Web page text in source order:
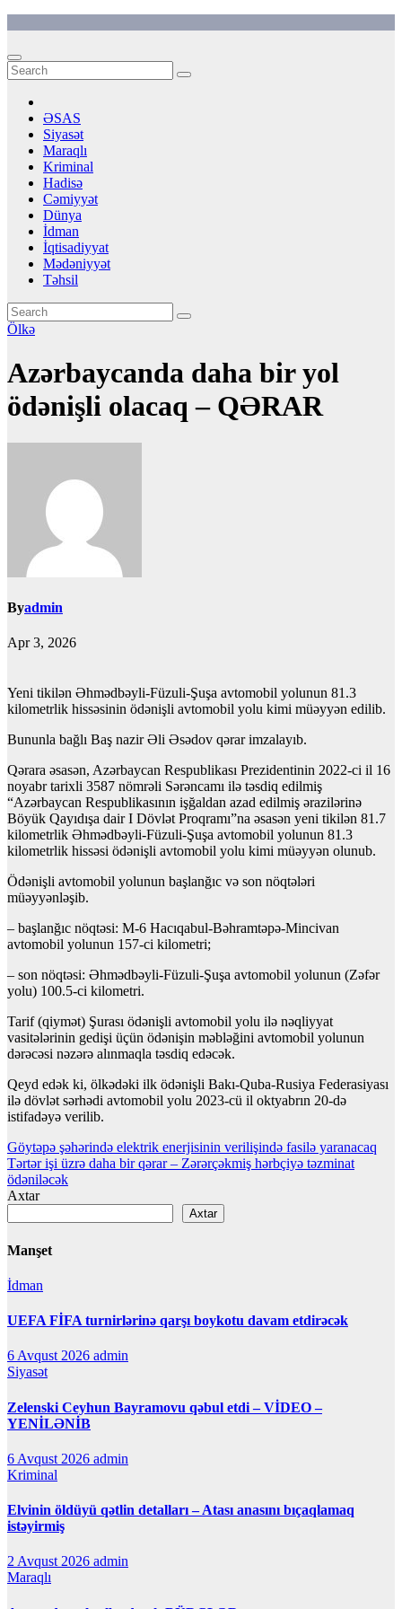
content
ƏSAS
Siyasət
Maraqlı
Kriminal
Hadisə
Cəmiyyət
Dünya
İdman
İqtisadiyyat
Mədəniyyət
Təhsil
Ölkə
Azərbaycanda daha bir yol
ödənişli olacaq – QƏRAR
Byadmin
Apr 3, 2026
Yeni tikilən Əhmədbəyli-Füzuli-Şuşa avtomobil yolunun 81.3
kilometrlik hissəsinin ödənişli avtomobil yolu kimi müəyyən edilib.
Bununla bağlı Baş nazir Əli Əsədov qərar imzalayıb.
Qərara əsasən, Azərbaycan Respublikası Prezidentinin 2022-ci il 16
noyabr tarixli 3587 nömrəli Sərəncamı ilə təsdiq edilmiş
“Azərbaycan Respublikasının işğaldan azad edilmiş ərazilərinə
Böyük Qayıdışa dair I Dövlət Proqramı”na əsasən yeni tikilən 81.7
kilometrlik Əhmədbəyli-Füzuli-Şuşa avtomobil yolunun 81.3
kilometrlik hissəsi ödənişli avtomobil yolu kimi müəyyən olunub.
Ödənişli avtomobil yolunun başlanğıc və son nöqtələri
müəyyənləşib.
– başlanğıc nöqtəsi: M-6 Hacıqabul-Bəhramtəpə-Mincivan
avtomobil yolunun 157-ci kilometri;
– son nöqtəsi: Əhmədbəyli-Füzuli-Şuşa avtomobil yolunun (Zəfər
yolu) 100.5-ci kilometri.
Tarif (qiymət) Şurası ödənişli avtomobil yolu ilə nəqliyyat
vasitələrinin gedişi üçün ödənişin məbləğini avtomobil yolunun
dərəcəsi nəzərə alınmaqla təsdiq edəcək.
Qeyd edək ki, ölkədəki ilk ödənişli Bakı-Quba-Rusiya Federasiyası
ilə dövlət sərhədi avtomobil yolu 2023-cü il oktyabrın 20-də
istifadəyə verilib.
Yazı
naviqasiyası
Göytəpə şəhərində elektrik enerjisinin verilişində fasilə yaranacaq
Tərtər işi üzrə daha bir qərar – Zərərçəkmiş hərbçiyə təzminat
ödəniləcək
Axtar
Axtar
Manşet
İdman
UEFA FİFA turnirlərinə qarşı boykotu davam etdirəcək
6 Avqust 2026 admin
Siyasət
Zelenski Ceyhun Bayramovu qəbul etdi – VİDEO –
YENİLƏNİB
6 Avqust 2026 admin
Kriminal
Elvinin öldüyü qətlin detalları – Atası anasını bıçaqlamaq
istəyirmiş
2 Avqust 2026 admin
Maraqlı